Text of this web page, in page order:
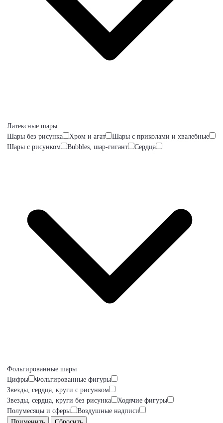
Латексные шары
Шары без рисунка
Хром и агат
Шары с приколами и хвалебные
Шары с рисунком
Bubbles, шар-гигант Сердца
Фольгированные шары
Цифры
Фольгированные фигуры
Звезды, сердца, круги с рисунком
Звезды, сердца, круги без рисунка
Ходячие фигуры
Полумесяцы и сферы
Воздушные надписи